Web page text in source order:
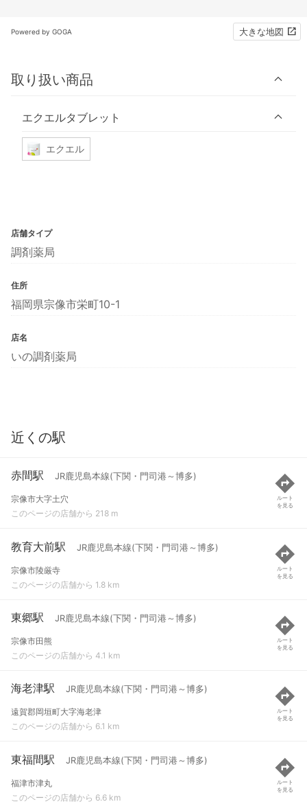
Powered by GOGA 大きな地図
取り扱い商品
エクエルタブレット
エクエル
店舗タイプ
調剤薬局
住所
福岡県宗像市栄町10-1
店名
いの調剤薬局
近くの駅
赤間駅 JR鹿児島本線(下関・門司港～博多)
宗像市大字土穴
このページの店舗から 218 m
ルート
を見る
教育大前駅 JR鹿児島本線(下関・門司港～博多)
宗像市陵厳寺
このページの店舗から 1.8 km
ルート
を見る
東郷駅 JR鹿児島本線(下関・門司港～博多)
宗像市田熊
このページの店舗から 4.1 km
ルート
を見る
海老津駅 JR鹿児島本線(下関・門司港～博多)
遠賀郡岡垣町大字海老津
このページの店舗から 6.1 km
ルート
を見る
東福間駅 JR鹿児島本線(下関・門司港～博多)
福津市津丸
このページの店舗から 6.6 km
ルート
を見る